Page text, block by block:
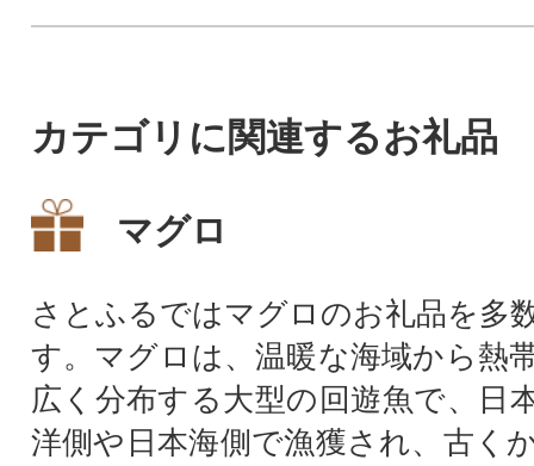
カテゴリに関連するお礼品
マグロ
さとふるではマグロのお礼品を多
す。マグロは、温暖な海域から熱
広く分布する大型の回遊魚で、日
洋側や日本海側で漁獲され、古く